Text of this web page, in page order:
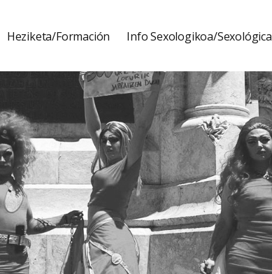
Heziketa/Formación Info Sexologikoa/Sexológica